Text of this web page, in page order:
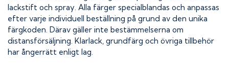
lackstift och spray. Alla färger specialblandas och anpassas
efter varje individuell beställning på grund av den unika
färgkoden. Därav gäller inte bestämmelserna om
distansförsäljning. Klarlack, grundfärg och övriga tillbehör
har ångerrätt enligt lag.